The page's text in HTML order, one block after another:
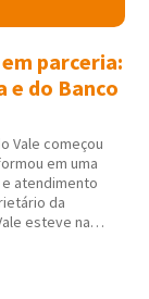
parceria:
e do Banco
Vale começou
em uma
atendimento
da
esteve na